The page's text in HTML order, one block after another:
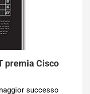
premia Cisco
successo